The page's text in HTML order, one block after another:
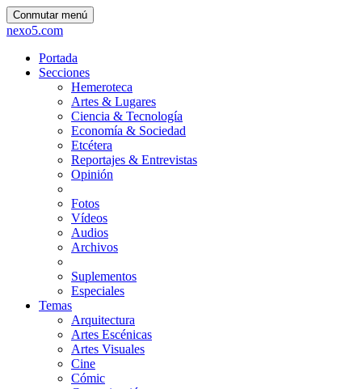
Conmutar menú
nexo5.com
Portada
Secciones
Hemeroteca
Artes & Lugares
Ciencia & Tecnología
Economía & Sociedad
Etcétera
Reportajes & Entrevistas
Opinión
Fotos
Vídeos
Audios
Archivos
Suplementos
Especiales
Temas
Arquitectura
Artes Escénicas
Artes Visuales
Cine
Cómic